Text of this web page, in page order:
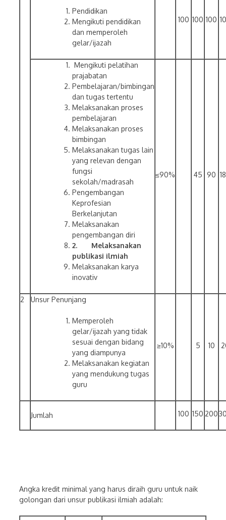
Pendidikan
Mengikuti pendidikan
dan memperoleh
gelar/ijazah
100 100 100
Mengikuti pelatihan
prajabatan
Pembelajaran/bimbingan
dan tugas tertentu
Melaksanakan proses
pembelajaran
Melaksanakan proses
bimbingan
Melaksanakan tugas lain
yang relevan dengan
fungsi
sekolah/madrasah
Pengembangan
Keprofesian
Berkelanjutan
Melaksanakan
pengembangan diri
2. Melaksanakan
publikasi ilmiah
Melaksanakan karya
inovativ
≤90% 45 90
2 Unsur Penunjang
Memperoleh
gelar/ijazah yang tidak
sesuai dengan bidang
yang diampunya
Melaksanakan kegiatan
yang mendukung tugas
guru
≥10% 5 10
Jumlah 100 150 200
Angka kredit minimal yang harus diraih guru untuk naik
golongan dari unsur publikasi ilmiah adalah: